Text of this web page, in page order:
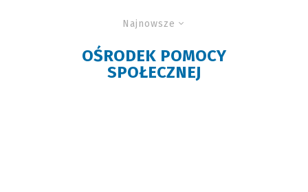
Najnowsze
OŚRODEK POMOCY
SPOŁECZNEJ